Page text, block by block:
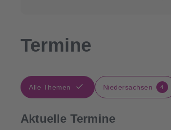
Termine
Alle Themen Niedersachsen 4
Aktuelle Termine